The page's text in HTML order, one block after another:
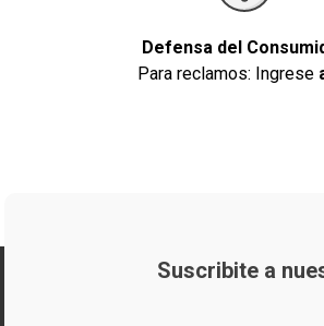
Defensa del
Para reclamos: Ingrese
Suscribite a